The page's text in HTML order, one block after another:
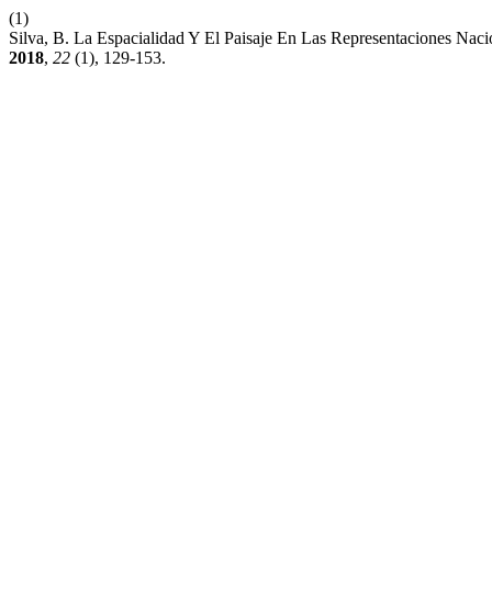
(1)
Silva, B. La Espacialidad Y El Paisaje En Las Representaciones
2018, 22 (1), 129-153.